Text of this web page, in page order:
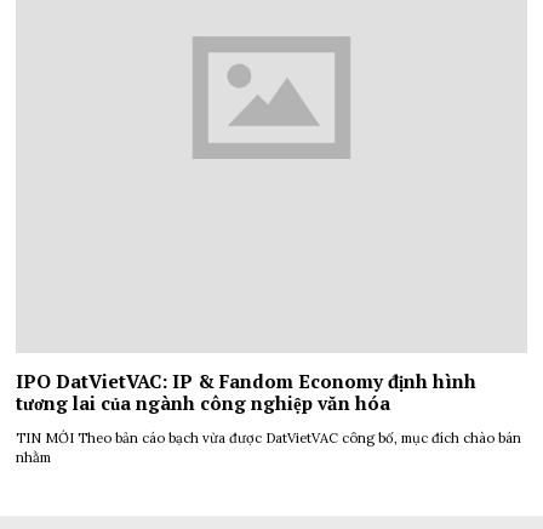
IPO DatVietVAC: IP & Fandom Economy định hình
tương lai của ngành công nghiệp văn hóa
TIN MỚI Theo bản cáo bạch vừa được DatVietVAC công bố, mục đích chào bán
nhằm